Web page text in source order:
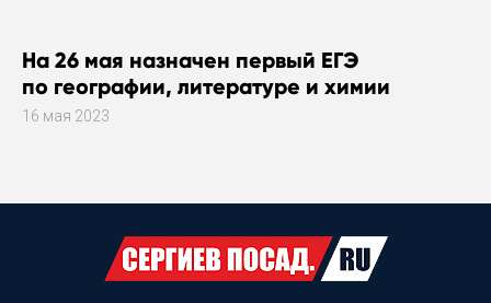
На 26 мая назначен первый ЕГЭ
по географии, литературе и химии
16 мая 2023